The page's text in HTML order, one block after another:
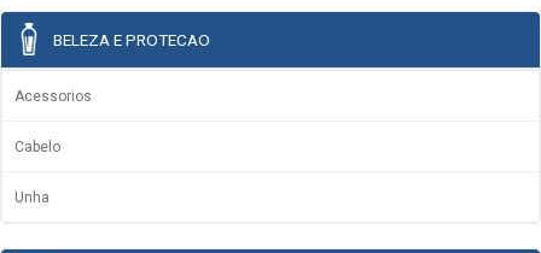
BELEZA E PROTECAO
Acessorios
Cabelo
Unha